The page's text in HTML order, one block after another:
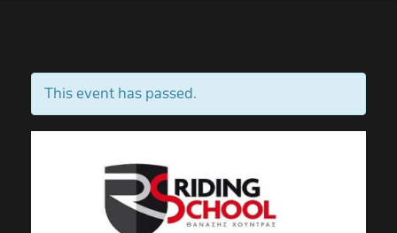
This event has passed.